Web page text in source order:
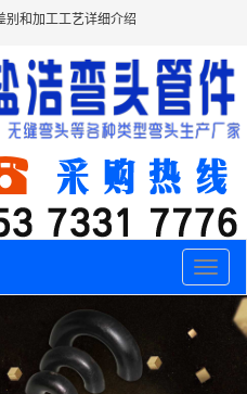
别和加工工艺详细介绍
Toggle